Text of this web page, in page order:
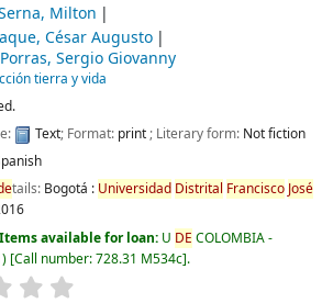
Milton
César Augusto
Sergio Giovanny
tierra y vida
Text; Format: print; Literary form: Not fiction
tails: Bogotá : Universidad Distrital Francisco José
Items available for loan: U DE COLOMBIA -
Call number:728.31 M534c .